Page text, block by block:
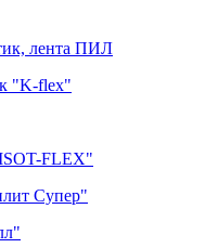
лента ПИЛ
"K-flex"
FLEX"
Супер"